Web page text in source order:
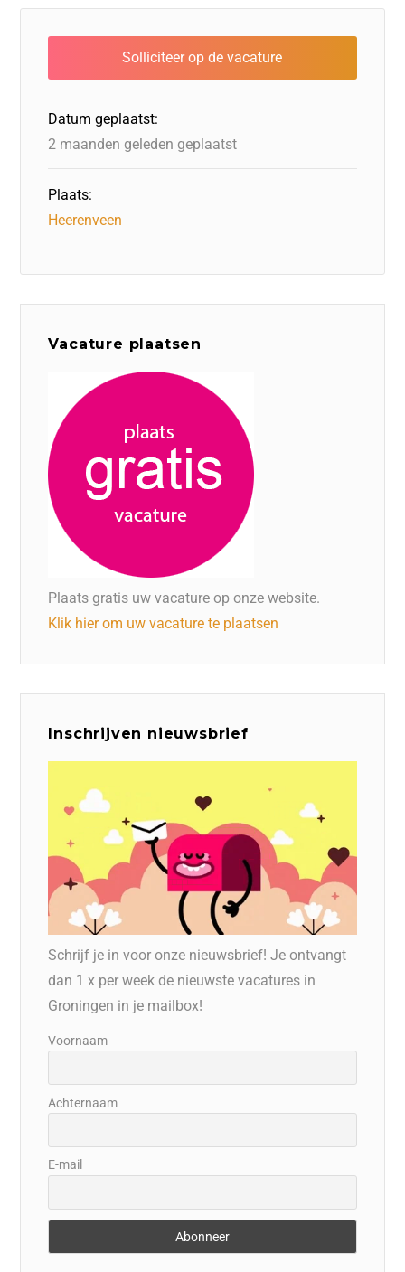
e
b
o
o
k
e
dI
n
o
d
o
n
a
d
s
s
A
p
l
Datum geplaatst:
2 maanden geleden geplaatst
Plaats:
Heerenveen
Vacature plaatsen
Plaats gratis uw vacature op onze website.
Klik hier om uw vacature te plaatsen
Inschrijven nieuwsbrief
Schrijf je in voor onze nieuwsbrief! Je ontvangt
dan 1 x per week de nieuwste vacatures in
Groningen in je mailbox!
Voornaam
Achternaam
E-mail